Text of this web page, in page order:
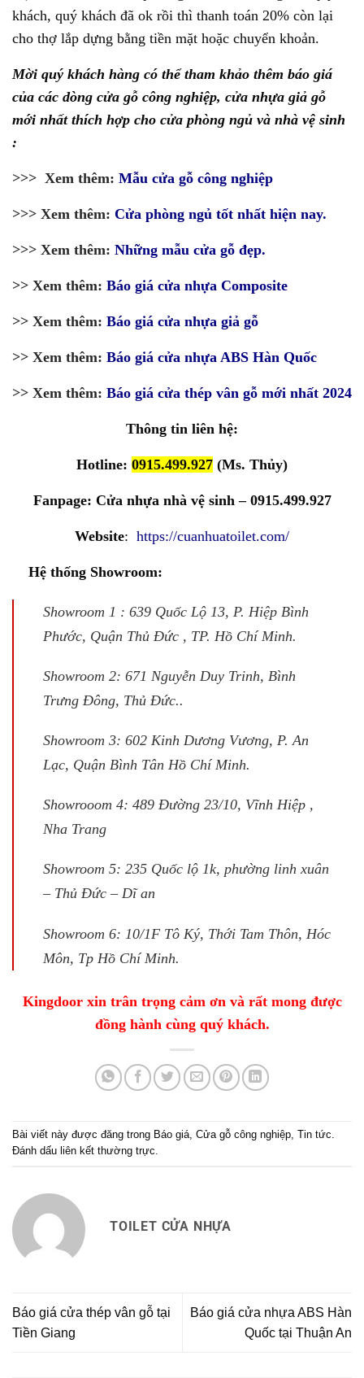
khách, quý khách đã ok rồi thì thanh toán 20% còn lại
cho thợ lắp dựng bằng tiền mặt hoặc chuyển khoản.
Mời quý khách hàng có thể tham khảo thêm báo giá
của các dòng cửa gỗ công nghiệp, cửa nhựa giả gỗ
mới nhất thích hợp cho cửa phòng ngủ và nhà vệ sinh
:
>>> Xem thêm: Mẫu cửa gỗ công nghiệp
>>> Xem thêm: Cửa phòng ngủ tốt nhất hiện nay.
>>> Xem thêm: Những mẫu cửa gỗ đẹp.
>> Xem thêm: Báo giá cửa nhựa Composite
>> Xem thêm: Báo giá cửa nhựa giả gỗ
>> Xem thêm: Báo giá cửa nhựa ABS Hàn Quốc
>> Xem thêm: Báo giá cửa thép vân gỗ mới nhất 2024
Thông tin liên hệ:
Hotline: 0915.499.927 (Ms. Thủy)
Fanpage: Cửa nhựa nhà vệ sinh – 0915.499.927
Website: https://cuanhuatoilet.com/
Hệ thống Showroom:
Showroom 1 : 639 Quốc Lộ 13, P. Hiệp Bình
Phước, Quận Thủ Đức , TP. Hồ Chí Minh.
Showroom 2: 671 Nguyễn Duy Trinh, Bình
Trưng Đông, Thủ Đức..
Showroom 3: 602 Kinh Dương Vương, P. An
Lạc, Quận Bình Tân Hồ Chí Minh.
Showrooom 4: 489 Đường 23/10, Vĩnh Hiệp ,
Nha Trang
Showroom 5: 235 Quốc lộ 1k, phường linh xuân
– Thủ Đức – Dĩ an
Showroom 6: 10/1F Tô Ký, Thới Tam Thôn, Hóc
Môn, Tp Hồ Chí Minh.
Kingdoor xin trân trọng cảm ơn và rất mong được
đồng hành cùng quý khách.
Bài viết này được đăng trong Báo giá, Cửa gỗ công nghiệp, Tin tức.
Đánh dấu liên kết thường trực.
TOILET CỬA NHỰA
Báo giá cửa thép vân gỗ tại
Tiền Giang
Báo giá cửa nhựa ABS Hàn
Quốc tại Thuận An